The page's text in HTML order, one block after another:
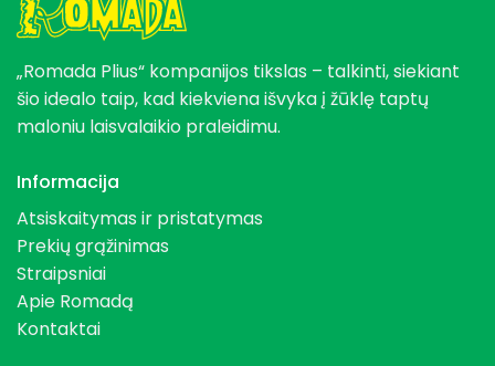
„Romada Plius“ kompanijos tikslas – talkinti, siekiant
šio idealo taip, kad kiekviena išvyka į žūklę taptų
maloniu laisvalaikio praleidimu.
Informacija
Atsiskaitymas ir pristatymas
Prekių grąžinimas
Straipsniai
Apie Romadą
Kontaktai